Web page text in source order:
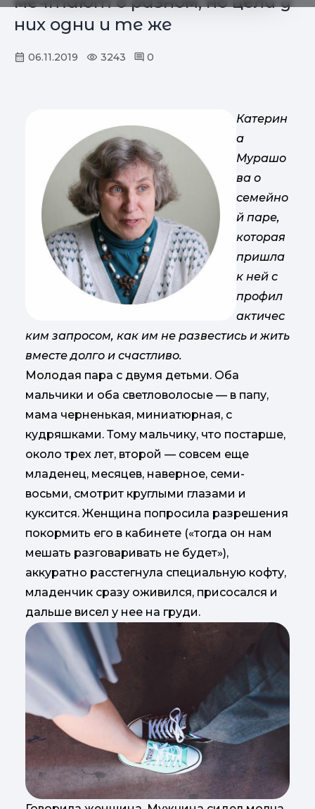
них одни и те же
06.11.2019 3243 0
Катерин
а
Мурашо
ва о
семейно
й паре,
которая
пришла
к ней с
профил
актичес
ким запросом, как им не развестись и жить
вместе долго и счастливо.
Молодая пара с двумя детьми. Оба
мальчики и оба светловолосые — в папу,
мама черненькая, миниатюрная, с
кудряшками. Тому мальчику, что постарше,
около трех лет, второй — совсем еще
младенец, месяцев, наверное, семи-
восьми, смотрит круглыми глазами и
куксится. Женщина попросила разрешения
покормить его в кабинете («тогда он нам
мешать разговаривать не будет»),
аккуратно расстегнула специальную кофту,
младенчик сразу оживился, присосался и
дальше висел у нее на груди.